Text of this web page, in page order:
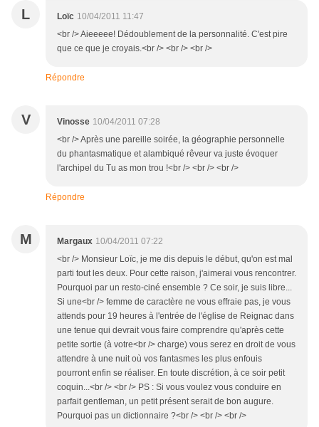
L Loïc 10/04/2011 11:47
<br /> Aieeeee! Dédoublement de la personnalité. C'est pire
que ce que je croyais.<br /> <br /> <br />
Répondre
V Vinosse 10/04/2011 07:28
<br /> Après une pareille soirée, la géographie personnelle
du phantasmatique et alambiqué rêveur va juste évoquer
l'archipel du Tu as mon trou !<br /> <br /> <br />
Répondre
M Margaux 10/04/2011 07:22
<br /> Monsieur Loïc, je me dis depuis le début, qu'on est mal
parti tout les deux. Pour cette raison, j'aimerai vous rencontrer.
Pourquoi par un resto-ciné ensemble ? Ce soir, je suis libre...
Si une<br /> femme de caractère ne vous effraie pas, je vous
attends pour 19 heures à l'entrée de l'église de Reignac dans
une tenue qui devrait vous faire comprendre qu'après cette
petite sortie (à votre<br /> charge) vous serez en droit de vous
attendre à une nuit où vos fantasmes les plus enfouis
pourront enfin se réaliser. En toute discrétion, à ce soir petit
coquin...<br /> <br /> PS : Si vous voulez vous conduire en
parfait gentleman, un petit présent serait de bon augure.
Pourquoi pas un dictionnaire ?<br /> <br /> <br />